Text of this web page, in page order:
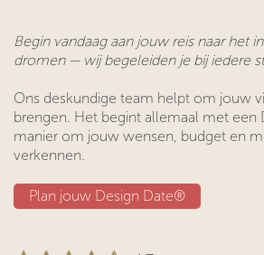
Begin vandaag aan jouw reis naar het
dromen — wij begeleiden je bij iedere
Ons deskundige team helpt om jouw
brengen. Het begint allemaal met een
manier om jouw wensen, budget en
verkennen.
Plan jouw Design ​​Date®​​